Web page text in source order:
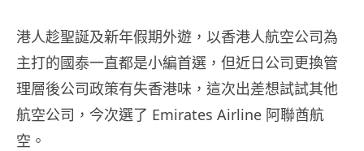
港人趁聖誕及新年假期外遊，以香港人航空公司為
主打的國泰一直都是小編首選，但近日公司更換管
理層後公司政策有失香港味，這次出差想試試其他
航空公司，今次選了 Emirates Airline 阿聯酋航
空。